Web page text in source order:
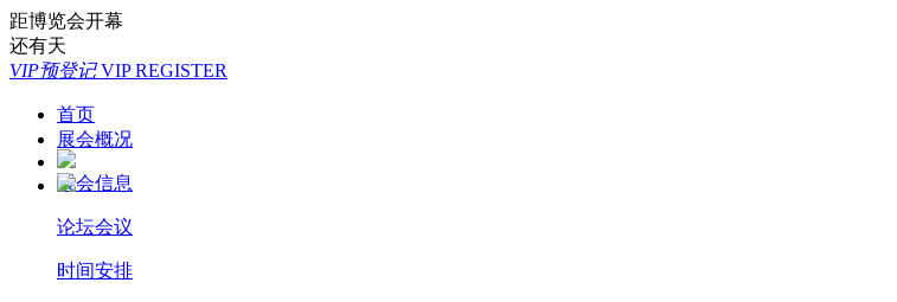
距博览会开幕
还有天
VIP预登记 VIP REGISTER
首页
展会概况
展会信息
论坛会议
时间安排